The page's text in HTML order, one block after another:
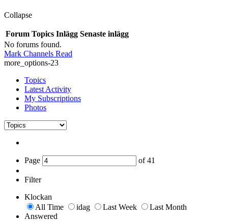
Collapse
Forum Topics Inlägg Senaste inlägg
No forums found.
Mark Channels Read
more_options-23
Topics
Latest Activity
My Subscriptions
Photos
Page of41
Filter
Klockan
All Time
idag Last Week
Last Month
Answered